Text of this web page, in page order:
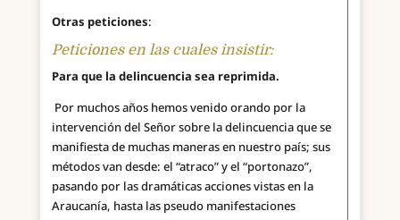
Otras peticiones:
Peticiones en las cuales insistir:
Para que la delincuencia sea reprimida.
Por muchos años hemos venido orando por la
intervención del Señor sobre la delincuencia que se
manifiesta de muchas maneras en nuestro país; sus
métodos van desde: el “atraco” y el “portonazo”,
pasando por las dramáticas acciones vistas en la
Araucanía, hasta las pseudo manifestaciones